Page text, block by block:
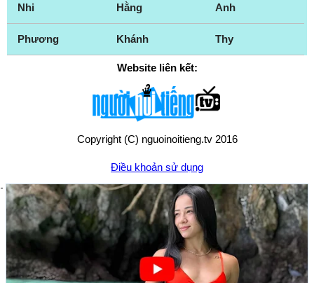
Nhi Hằng Anh
Phương Khánh Thy
Website liên kết:
Copyright (C) nguoinoitieng.tv 2016
Điều khoản sử dụng
Chính sách quyền riêng tư